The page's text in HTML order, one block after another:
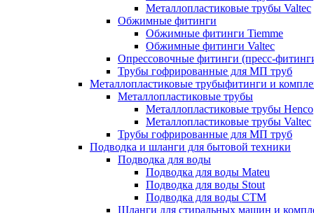
Металлопластиковые трубы Valtec
Обжимные фитинги
Обжимные фитинги Tiemme
Обжимные фитинги Valtec
Опрессовочные фитинги (пресс-
Трубы гофрированные для МП труб
Металлопластиковые трубыфитинги и
Металлопластиковые трубы
Металлопластиковые трубы Henco
Металлопластиковые трубы Valtec
Трубы гофрированные для МП труб
Подводка и шланги для бытовой техники
Подводка для воды
Подводка для воды Mateu
Подводка для воды Stout
Подводка для воды СТМ
Шланги для стиральных машин и